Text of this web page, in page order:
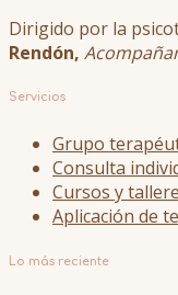
Dirigido por la
Rendón,
Servicios
Grupo
Consulta
Cursos y
Aplicación de
Lo más reciente